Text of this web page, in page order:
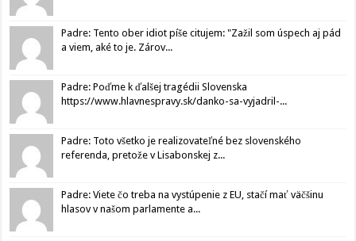
Padre: Tento ober idiot píše citujem: "Zažil som úspech aj pád
a viem, aké to je. Zárov...
Padre: Poďme k ďalšej tragédii Slovenska
https://www.hlavnespravy.sk/danko-sa-vyjadril-...
Padre: Toto všetko je realizovateľné bez slovenského
referenda, pretože v Lisabonskej z...
Padre: Viete čo treba na vystúpenie z EU, stačí mať väčšinu
hlasov v našom parlamente a...